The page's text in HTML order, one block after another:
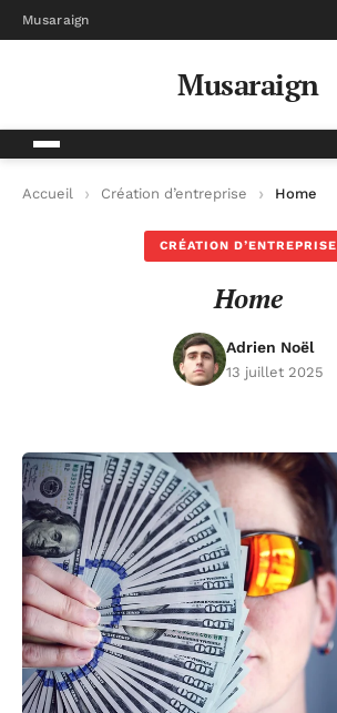
Musaraign
Musaraign
Accueil Création d’entreprise Home
CRÉATION D’ENTREPRISE
Home
Adrien Noël
13 juillet 2025